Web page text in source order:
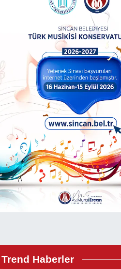
Trend Haberler